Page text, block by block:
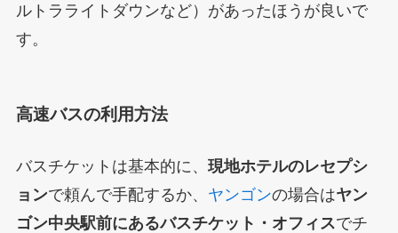
ルトラライトダウンなど）があったほうが良いで
す。
高速バスの利用方法
バスチケットは基本的に、 現地ホテルのレセプシ
ョンで頼んで手配するか、 ヤンゴンの場合はヤン
ゴン中央駅前にあるバスチケット・オフィスでチ